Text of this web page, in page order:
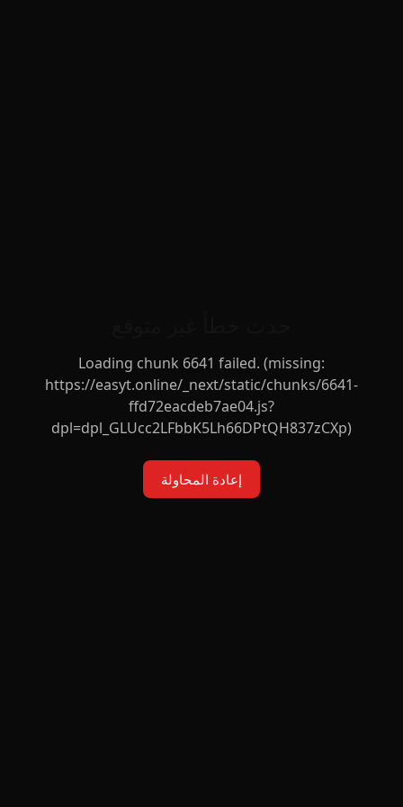
Loading chunk 6641 failed. (missing:
https://easyt.online/_next/static/chunks/6641-
ffd72eacdeb7ae04.js?
dpl=dpl_GLUcc2LFbbK5Lh66DPtQH837zCXp)
إعادة المحاولة